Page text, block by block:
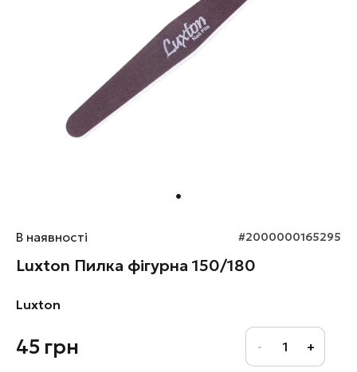
В наявності #2000000165295
Luxton Пилка фігурна 150/180
Luxton
45 грн